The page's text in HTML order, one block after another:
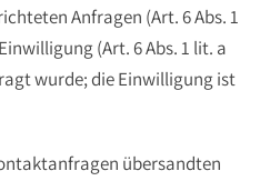
Anfragen (Art. 6 Abs. 1
(Art. 6 Abs. 1 lit. a
wurde; die Einwilligung ist
übersandten